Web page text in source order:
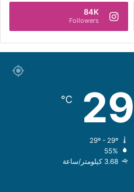
84K
Followers
29
℃
55%
3.68 كيلومتر/ساعة